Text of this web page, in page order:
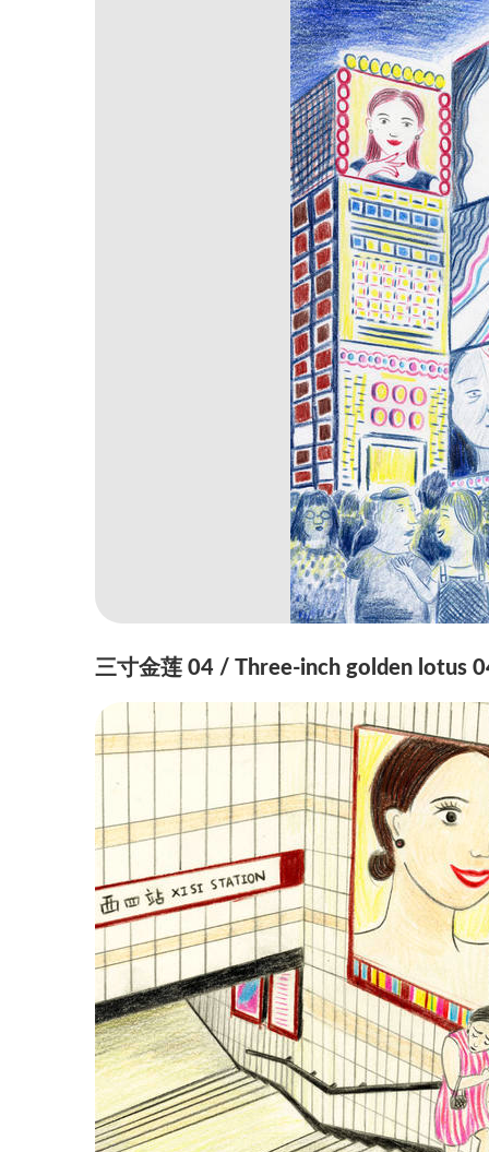
三寸金莲 04 / Three-inch golden lotus